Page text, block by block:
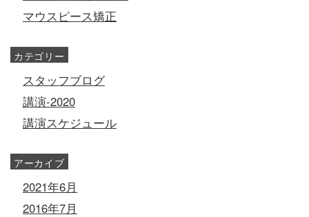
マウスピース矯正
カテゴリー
スタッフブログ
講演-2020
講演スケジュール
アーカイブ
2021年6月
2016年7月